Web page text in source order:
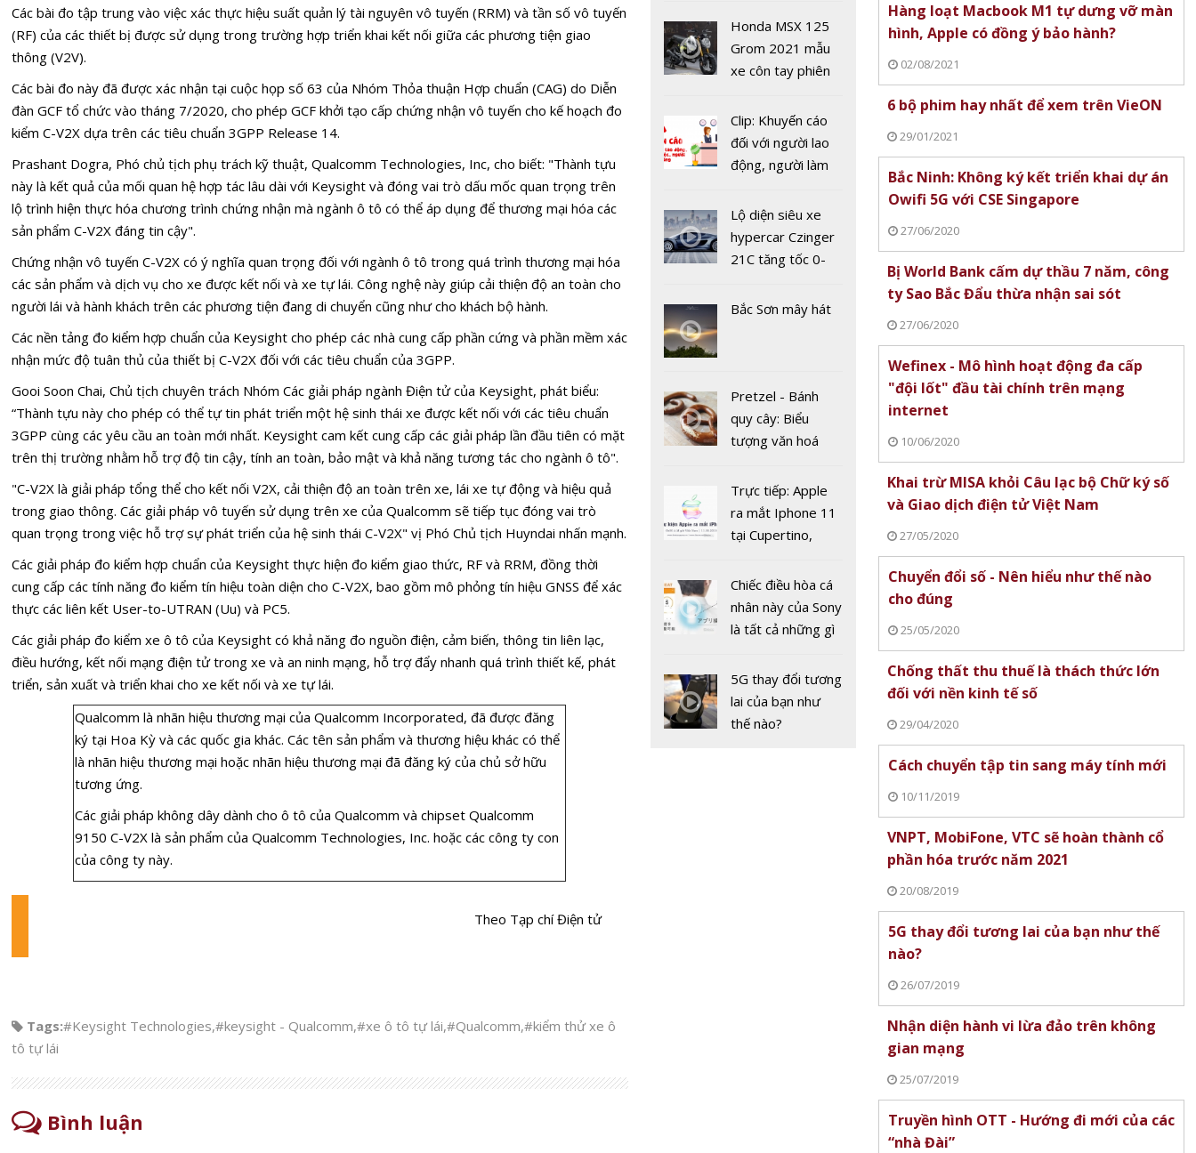
Các bài đo tập trung vào việc xác thực hiệu suất quản lý tài nguyên vô tuyến (RRM) và tần số vô tuyến
(RF) của các thiết bị được sử dụng trong trường hợp triển khai kết nối giữa các phương tiện giao
thông (V2V).
Các bài đo này đã được xác nhận tại cuộc họp số 63 của Nhóm Thỏa thuận Hợp chuẩn (CAG) do Diễn
đàn GCF tổ chức vào tháng 7/2020, cho phép GCF khởi tạo cấp chứng nhận vô tuyến cho kế hoạch đo
kiểm C-V2X dựa trên các tiêu chuẩn 3GPP Release 14.
Prashant Dogra, Phó chủ tịch phụ trách kỹ thuật, Qualcomm Technologies, Inc, cho biết: "Thành tựu
này là kết quả của mối quan hệ hợp tác lâu dài với Keysight và đóng vai trò dấu mốc quan trọng trên
lộ trình hiện thực hóa chương trình chứng nhận mà ngành ô tô có thể áp dụng để thương mại hóa các
sản phẩm C-V2X đáng tin cậy".
Chứng nhận vô tuyến C-V2X có ý nghĩa quan trọng đối với ngành ô tô trong quá trình thương mại hóa
các sản phẩm và dịch vụ cho xe được kết nối và xe tự lái. Công nghệ này giúp cải thiện độ an toàn cho
người lái và hành khách trên các phương tiện đang di chuyển cũng như cho khách bộ hành.
Các nền tảng đo kiểm hợp chuẩn của Keysight cho phép các nhà cung cấp phần cứng và phần mềm xác
nhận mức độ tuân thủ của thiết bị C-V2X đối với các tiêu chuẩn của 3GPP.
Gooi Soon Chai, Chủ tịch chuyên trách Nhóm Các giải pháp ngành Điện tử của Keysight, phát biểu:
“Thành tựu này cho phép có thể tự tin phát triển một hệ sinh thái xe được kết nối với các tiêu chuẩn
3GPP cùng các yêu cầu an toàn mới nhất. Keysight cam kết cung cấp các giải pháp lần đầu tiên có mặt
trên thị trường nhằm hỗ trợ độ tin cậy, tính an toàn, bảo mật và khả năng tương tác cho ngành ô tô".
"C-V2X là giải pháp tổng thể cho kết nối V2X, cải thiện độ an toàn trên xe, lái xe tự động và hiệu quả
trong giao thông. Các giải pháp vô tuyến sử dụng trên xe của Qualcomm sẽ tiếp tục đóng vai trò
quan trọng trong việc hỗ trợ sự phát triển của hệ sinh thái C-V2X" vị Phó Chủ tịch Huyndai nhấn mạnh.
Các giải pháp đo kiểm hợp chuẩn của Keysight thực hiện đo kiểm giao thức, RF và RRM, đồng thời
cung cấp các tính năng đo kiểm tín hiệu toàn diện cho C-V2X, bao gồm mô phỏng tín hiệu GNSS để xác
thực các liên kết User-to-UTRAN (Uu) và PC5.
Các giải pháp đo kiểm xe ô tô của Keysight có khả năng đo nguồn điện, cảm biến, thông tin liên lạc,
điều hướng, kết nối mạng điện tử trong xe và an ninh mạng, hỗ trợ đẩy nhanh quá trình thiết kế, phát
triển, sản xuất và triển khai cho xe kết nối và xe tự lái.
Qualcomm là nhãn hiệu thương mại của Qualcomm Incorporated, đã được đăng
ký tại Hoa Kỳ và các quốc gia khác. Các tên sản phẩm và thương hiệu khác có thể
là nhãn hiệu thương mại hoặc nhãn hiệu thương mại đã đăng ký của chủ sở hữu
tương ứng.
Các giải pháp không dây dành cho ô tô của Qualcomm và chipset Qualcomm
9150 C-V2X là sản phẩm của Qualcomm Technologies, Inc. hoặc các công ty con
của công ty này.
Theo Tạp chí Điện tử
Tags:#Keysight Technologies,#keysight - Qualcomm,#xe ô tô tự lái,#Qualcomm,#kiểm thử xe ô
tô tự lái
Bình luận
Mitsubishi T&T
Hải Dương tổ
trải nghiệm xe
mới
giữa Honda
Winner X với
Yamaha Exciter
khốc liệt
HONDA CB150R
ExMotion: Có
xứng đáng 105
chưa đến 40 nghìn
USD
Honda MSX 125
Grom 2021 mẫu
xe côn tay phiên
Clip: Khuyến cáo
đối với người lao
động, người làm
hàng tại khu dịch
vụ trong dịch
Covid-19
Lộ diện siêu xe
hypercar Czinger
21C tăng tốc 0-
2 giây
Bắc Sơn mây hát
Pretzel - Bánh
quy cây: Biểu
tượng văn hoá
tranh cãi về nguồn
gốc
Trực tiếp: Apple
ra mắt Iphone 11
tại Cupertino,
Chiếc điều hòa cá
nhân này của Sony
là tất cả những gì
sót qua mùa hè
nóng nực
5G thay đổi tương
lai của bạn như
thế nào?
Hàng loạt Macbook M1 tự dưng vỡ màn
hình, Apple có đồng ý bảo hành?
02/08/2021
6 bộ phim hay nhất để xem trên VieON
29/01/2021
Bắc Ninh: Không ký kết triển khai dự án
Owifi 5G với CSE Singapore
27/06/2020
Bị World Bank cấm dự thầu 7 năm, công
ty Sao Bắc Đẩu thừa nhận sai sót
27/06/2020
Wefinex - Mô hình hoạt động đa cấp
"đội lốt" đầu tài chính trên mạng
internet
10/06/2020
Khai trừ MISA khỏi Câu lạc bộ Chữ ký số
và Giao dịch điện tử Việt Nam
27/05/2020
Chuyển đổi số - Nên hiểu như thế nào
cho đúng
25/05/2020
Chống thất thu thuế là thách thức lớn
đối với nền kinh tế số
29/04/2020
Cách chuyển tập tin sang máy tính mới
10/11/2019
VNPT, MobiFone, VTC sẽ hoàn thành cổ
phần hóa trước năm 2021
20/08/2019
5G thay đổi tương lai của bạn như thế
nào?
26/07/2019
Nhận diện hành vi lừa đảo trên không
gian mạng
25/07/2019
Truyền hình OTT - Hướng đi mới của các
“nhà Đài”